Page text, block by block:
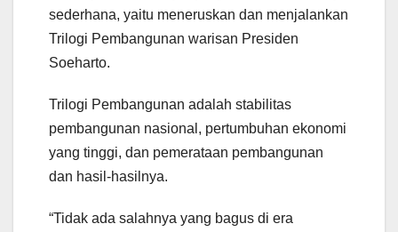
sederhana, yaitu meneruskan dan menjalankan
Trilogi Pembangunan warisan Presiden
Soeharto.
Trilogi Pembangunan adalah stabilitas
pembangunan nasional, pertumbuhan ekonomi
yang tinggi, dan pemerataan pembangunan
dan hasil-hasilnya.
“Tidak ada salahnya yang bagus di era